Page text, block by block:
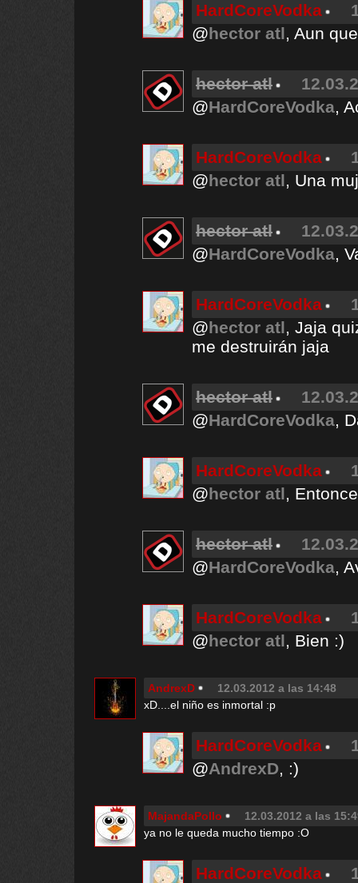
HardCoreVodka
@hector atl, Aun
hector atl
@HardCoreVodka,
HardCoreVodka
@hector atl, Una
hector atl
@HardCoreVodka,
HardCoreVodka
@hector atl, Jaja
me destruirán jaja
hector atl
@HardCoreVodka,
HardCoreVodka
@hector atl,
hector atl
@HardCoreVodka,
HardCoreVodka
@hector atl, Bien :)
AndrexD
12.03.2012 a las 14:48
xD....el niño es inmortal :p
HardCoreVodka
@AndrexD, :)
MajandaPollo
12.03.2012 a las
ya no le queda mucho tiempo :O
HardCoreVodka